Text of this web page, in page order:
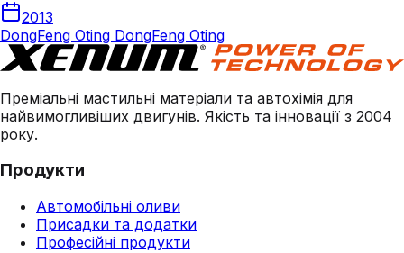
2013
DongFeng Oting DongFeng Oting
Преміальні мастильні матеріали та автохімія для
найвимогливіших двигунів. Якість та інновації з 2004
року.
Продукти
Автомобільні оливи
Присадки та додатки
Професійні продукти